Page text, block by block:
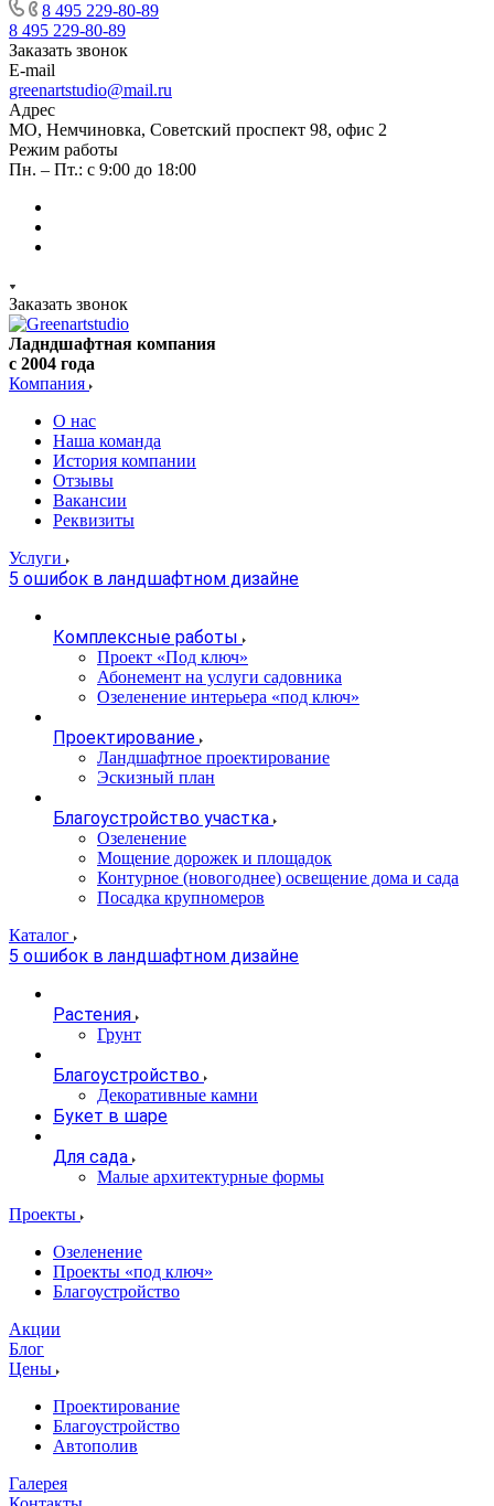
8 495 229-80-89
8 495 229-80-89
Заказать звонок
E-mail
greenartstudio@mail.ru
Адрес
МО, Немчиновка, Советский проспект 98, офис 2
Режим работы
Пн. – Пт.: с 9:00 до 18:00
Заказать звонок
Ладндшафтная компания
с 2004 года
Компания
О нас
Наша команда
История компании
Отзывы
Вакансии
Реквизиты
Услуги
5 ошибок в ландшафтном дизайне
Комплексные работы
Проект «Под ключ»
Абонемент на услуги садовника
Озеленение интерьера «под ключ»
Проектирование
Ландшафтное проектирование
Эскизный план
Благоустройство участка
Озеленение
Мощение дорожек и площадок
Контурное (новогоднее) освещение дома и сада
Посадка крупномеров
Каталог
5 ошибок в ландшафтном дизайне
Растения
Грунт
Благоустройство
Декоративные камни
Букет в шаре
Для сада
Малые архитектурные формы
Проекты
Озеленение
Проекты «под ключ»
Благоустройство
Акции
Блог
Цены
Проектирование
Благоустройство
Автополив
Галерея